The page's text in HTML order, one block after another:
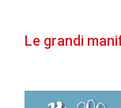
Le grandi